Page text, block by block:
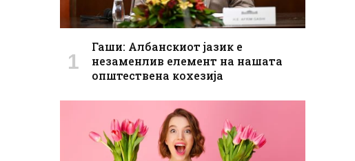
Гаши: Албанскиот јазик е
незаменлив елемент на нашата
општествена кохезијa